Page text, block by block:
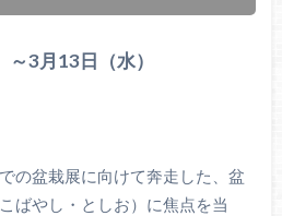
3月13日（水）
の盆栽展に向けて奔走した、盆
ばやし・としお）に焦点を当